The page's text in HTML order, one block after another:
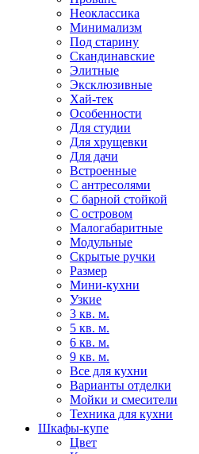
Неоклассика
Минимализм
Под старину
Скандинавские
Элитные
Эксклюзивные
Хай-тек
Особенности
Для студии
Для хрущевки
Для дачи
Встроенные
С антресолями
С барной стойкой
С островом
Малогабаритные
Модульные
Скрытые ручки
Размер
Мини-кухни
Узкие
3 кв. м.
5 кв. м.
6 кв. м.
9 кв. м.
Все для кухни
Варианты отделки
Мойки и смесители
Техника для кухни
Шкафы-купе
Цвет